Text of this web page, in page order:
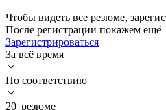
Чтобы видеть все резюме,
После регистрации покажем ещё
Зарегистрироваться
За всё время
По соответствию
20 резюме